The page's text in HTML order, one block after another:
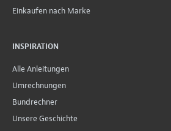
Einkaufen nach Marke
INSPIRATION
Alle Anleitungen
Umrechnungen
Bundrechner
Unsere Geschichte